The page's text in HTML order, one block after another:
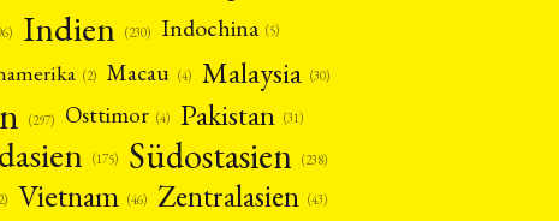
Indien (230) Indochina (5)
(2) Macau (4) Malaysia (30)
(297) Osttimor (4) Pakistan (31)
(175) Südostasien (238)
Vietnam (46) Zentralasien (43)